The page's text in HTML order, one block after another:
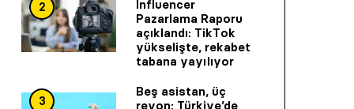
2
Influencer
Pazarlama Raporu
açıklandı: TikTok
yükselişte, rekabet
tabana yayılıyor
3
Beş asistan, üç
reyon: Türkiye’de